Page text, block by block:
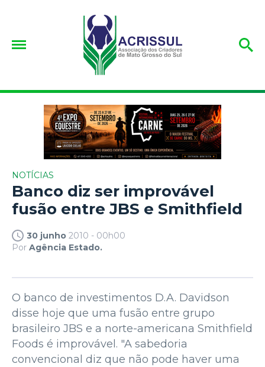
NOTÍCIAS
Banco diz ser improvável
fusão entre JBS e Smithfield
30 junho 2010 - 00h00
Por Agência Estado.
O banco de investimentos D.A. Davidson
disse hoje que uma fusão entre grupo
brasileiro JBS e a norte-americana Smithfield
Foods é improvável. "A sabedoria
convencional diz que não pode haver uma